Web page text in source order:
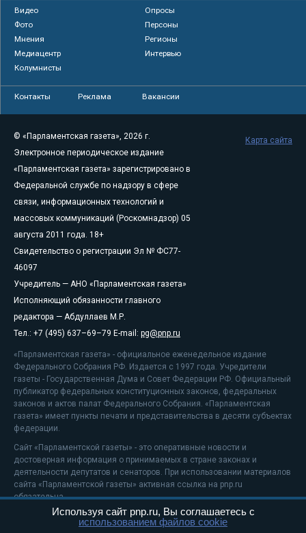
Видео
Опросы
Фото
Персоны
Мнения
Регионы
Медиацентр
Интервью
Колумнисты
Контакты Реклама Вакансии
© «Парламентская газета», 2026 г.
Электронное периодическое издание
«Парламентская газета» зарегистрировано в
Федеральной службе по надзору в сфере
связи, информационных технологий и
массовых коммуникаций (Роскомнадзор) 05
августа 2011 года. 18+
Свидетельство о регистрации Эл № ФС77-
46097
Учредитель — АНО «Парламентская газета»
Исполняющий обязанности главного
редактора — Абдуллаев М.Р.
Тел.: +7 (495) 637–69–79 E-mail: pg@pnp.ru
«Парламентская газета» - официальное еженедельное издание
Федерального Собрания РФ. Издается с 1997 года. Учредители
газеты - Государственная Дума и Совет Федерации РФ. Официальный
публикатор федеральных конституционных законов, федеральных
законов и актов палат Федерального Собрания. «Парламентская
газета» имеет пункты печати и представительства в десяти субъектах
федерации.
Сайт «Парламентской газеты» - это оперативные новости и
достоверная информация о принимаемых в стране законах и
деятельности депутатов и сенаторов. При использовании материалов
сайта «Парламентской газеты» активная ссылка на pnp.ru
обязательна.
На информационном ресурсе применяютсярекомендательные
Карта сайта
Используя сайт pnp.ru, Вы соглашаетесь с
использованием файлов cookie